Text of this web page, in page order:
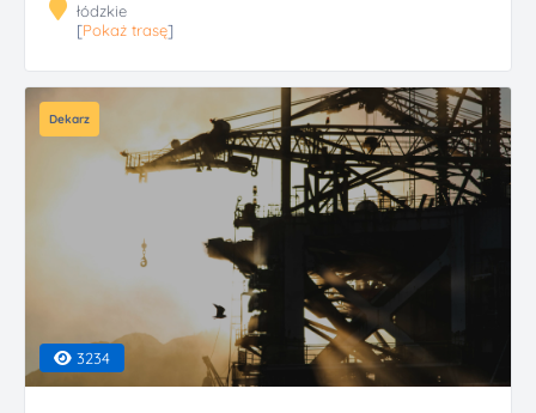
łódzkie
[Pokaż trasę]
Dekarz
3234